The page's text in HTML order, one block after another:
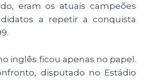
eram os atuais campeões
a repetir a conquista
inglês ficou apenas no papel.
disputado no Estádio